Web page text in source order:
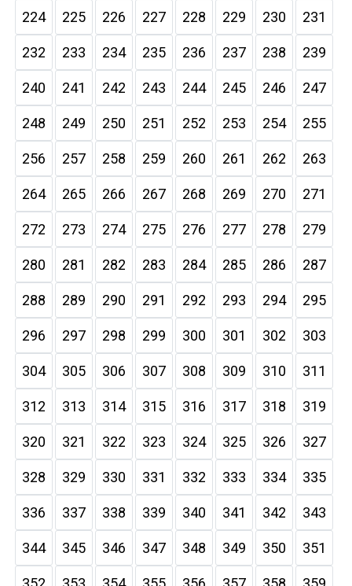
224 225 226 227 228 229 230 231
232 233 234 235 236 237 238 239
240 241 242 243 244 245 246 247
248 249 250 251 252 253 254 255
256 257 258 259 260 261 262 263
264 265 266 267 268 269 270 271
272 273 274 275 276 277 278 279
280 281 282 283 284 285 286 287
288 289 290 291 292 293 294 295
296 297 298 299 300 301 302 303
304 305 306 307 308 309 310 311
312 313 314 315 316 317 318 319
320 321 322 323 324 325 326 327
328 329 330 331 332 333 334 335
336 337 338 339 340 341 342 343
344 345 346 347 348 349 350 351